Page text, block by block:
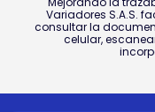
Variadores S.A.S.
consultar la
celular,